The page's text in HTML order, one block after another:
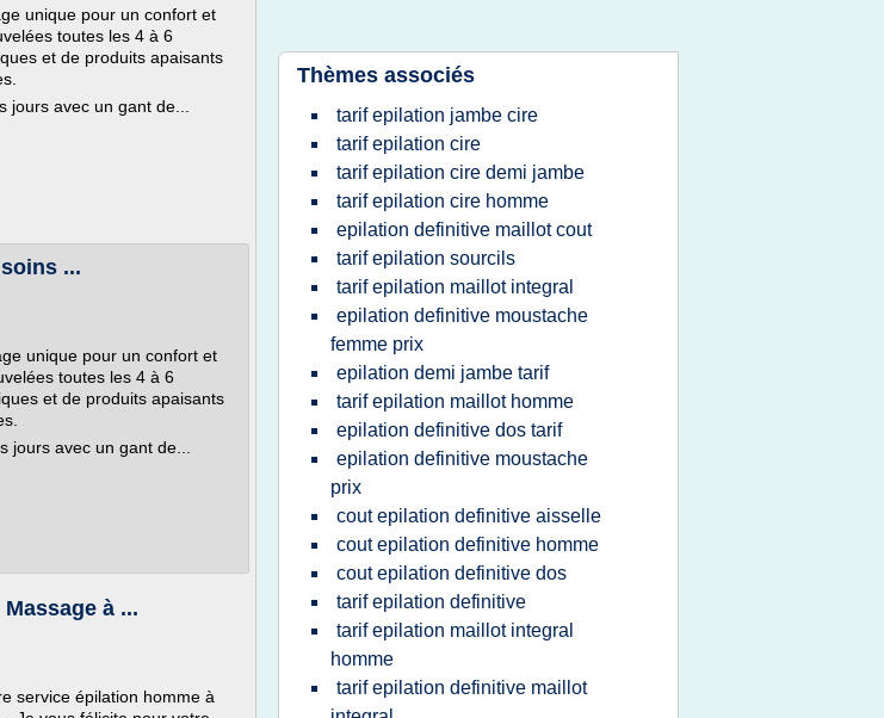
unique pour un confort et
toutes les 4 à 6
et de produits apaisants
avec un gant de...
...
unique pour un confort et
toutes les 4 à 6
et de produits apaisants
jours avec un gant de...
à ...
service épilation homme à
Thèmes associés
tarif epilation jambe cire
tarif epilation cire
tarif epilation cire demi jambe
tarif epilation cire homme
epilation definitive maillot cout
tarif epilation sourcils
tarif epilation maillot integral
epilation definitive moustache
femme prix
epilation demi jambe tarif
tarif epilation maillot homme
epilation definitive dos tarif
epilation definitive moustache
prix
cout epilation definitive aisselle
cout epilation definitive homme
cout epilation definitive dos
tarif epilation definitive
tarif epilation maillot integral
homme
tarif epilation definitive maillot